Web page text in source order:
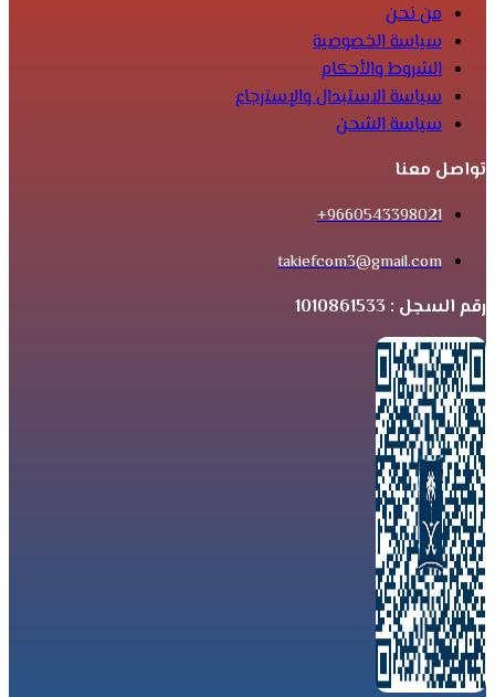
من نحن
سياسة الخصوصية
الشروط والأحكام
سياسة الاستبدال والإسترجاع
سياسة الشحن
تواصل معنا
9660543398021+
takiefcom3@gmail.com
رقم السجل : 1010861533